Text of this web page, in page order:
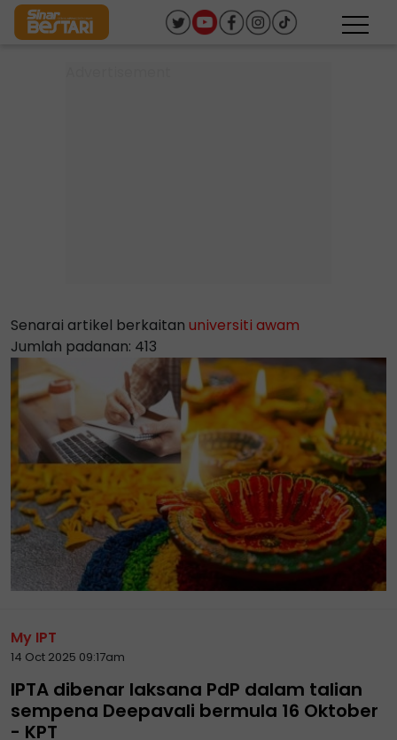
Senarai artikel berkaitan universiti awam
Jumlah padanan: 413
My IPT
14 Oct 2025 09:17am
IPTA dibenar laksana PdP dalam talian
sempena Deepavali bermula 16 Oktober
- KPT